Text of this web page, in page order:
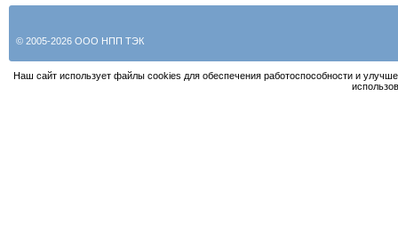
© 2005-2026 ООО НПП ТЭК
Наш сайт использует файлы cookies для обеспечения работоспособности и